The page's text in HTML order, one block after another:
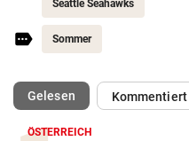
Seattle Seahawks
Sommer
Gelesen(ausgewählt)Kommentiert
ÖSTERREICH